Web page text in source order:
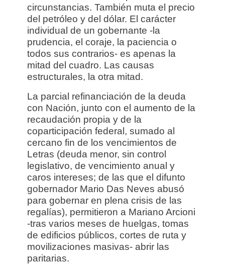
circunstancias. También muta el precio
del petróleo y del dólar. El carácter
individual de un gobernante -la
prudencia, el coraje, la paciencia o
todos sus contrarios- es apenas la
mitad del cuadro. Las causas
estructurales, la otra mitad.
La parcial refinanciación de la deuda
con Nación, junto con el aumento de la
recaudación propia y de la
coparticipación federal, sumado al
cercano fin de los vencimientos de
Letras (deuda menor, sin control
legislativo, de vencimiento anual y
caros intereses; de las que el difunto
gobernador Mario Das Neves abusó
para gobernar en plena crisis de las
regalías), permitieron a Mariano Arcioni
-tras varios meses de huelgas, tomas
de edificios públicos, cortes de ruta y
movilizaciones masivas- abrir las
paritarias.